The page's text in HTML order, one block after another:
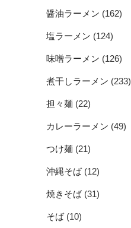
醤油ラーメン (162)
塩ラーメン (124)
味噌ラーメン (126)
煮干しラーメン (233)
担々麺 (22)
カレーラーメン (49)
つけ麺 (21)
沖縄そば(12)
焼きそば(31)
そば(10)